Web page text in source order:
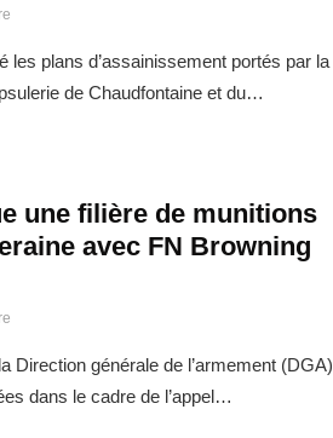
les plans d’assainissement portés par la
de Chaudfontaine et du…
une filière de munitions
avec FN Browning
Direction générale de l’armement (DGA)
dans le cadre de l’appel…